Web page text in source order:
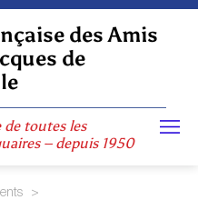
des Amis
de
de toutes les
– depuis 1950
>